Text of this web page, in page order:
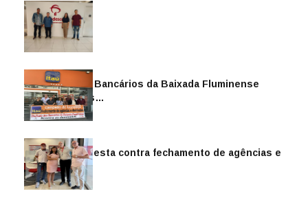
Sindicato dos Bancários da Baixada Fluminense
reintegra mais…
Jul 14, 2026
Sindicato protesta contra fechamento de agências e
as demiss…
Mai 13, 2026